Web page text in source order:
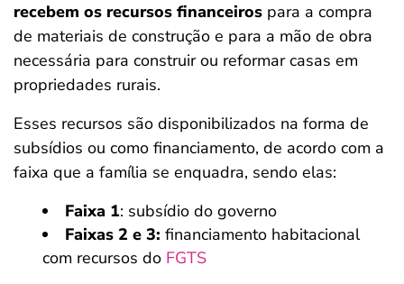
recebem os recursos financeiros para a compra
de materiais de construção e para a mão de obra
necessária para construir ou reformar casas em
propriedades rurais.
Esses recursos são disponibilizados na forma de
subsídios ou como financiamento, de acordo com a
faixa que a família se enquadra, sendo elas:
Faixa 1: subsídio do governo
Faixas 2 e 3: financiamento habitacional
com recursos do FGTS